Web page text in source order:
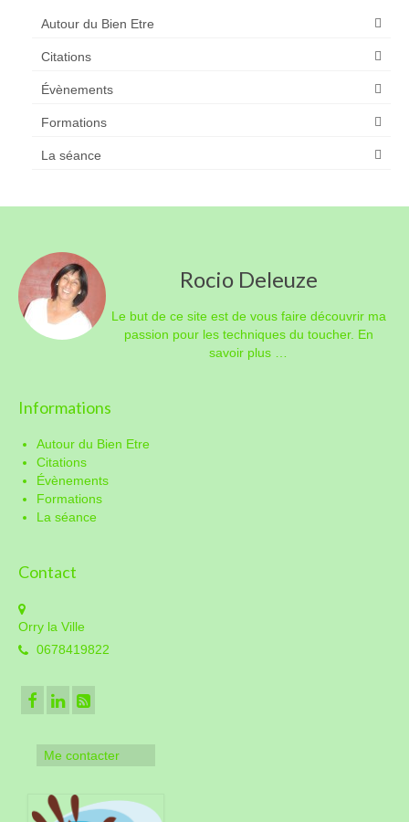
Autour du Bien Etre
Citations
Évènements
Formations
La séance
Rocio Deleuze
Le but de ce site est de vous faire découvrir ma
passion pour les techniques du toucher. En
savoir plus …
Informations
Autour du Bien Etre
Citations
Évènements
Formations
La séance
Contact
Orry la Ville
0678419822
Me contacter